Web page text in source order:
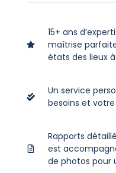
15+ ans
maîtrise
états des lieux à
Un service
besoins et
Rapports
est
de photos pour